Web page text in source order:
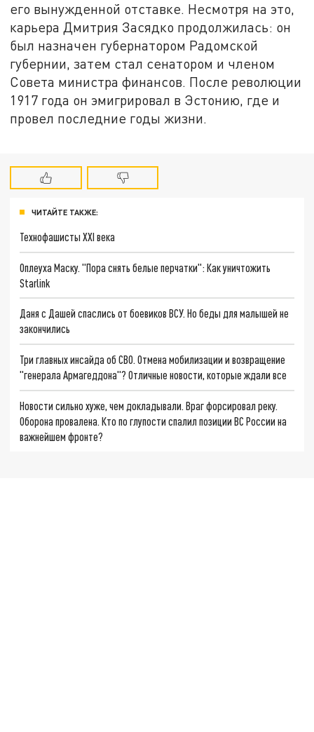
его вынужденной отставке. Несмотря на это,
карьера Дмитрия Засядко продолжилась: он
был назначен губернатором Радомской
губернии, затем стал сенатором и членом
Совета министра финансов. После революции
1917 года он эмигрировал в Эстонию, где и
провел последние годы жизни.
ЧИТАЙТЕ ТАКЖЕ:
Технофашисты XXI века
Оплеуха Маску. "Пора снять белые перчатки": Как уничтожить
Starlink
Даня с Дашей спаслись от боевиков ВСУ. Но беды для малышей не
закончились
Три главных инсайда об СВО. Отмена мобилизации и возвращение
"генерала Армагеддона"? Отличные новости, которые ждали все
Новости сильно хуже, чем докладывали. Враг форсировал реку.
Оборона провалена. Кто по глупости спалил позиции ВС России на
важнейшем фронте?